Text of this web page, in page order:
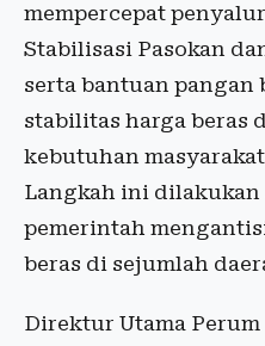
mempercepat
Stabilisasi Pasokan
serta bantuan pangan
stabilitas harga beras
kebutuhan
Langkah ini
pemerintah
beras di sejumlah
Direktur Utama